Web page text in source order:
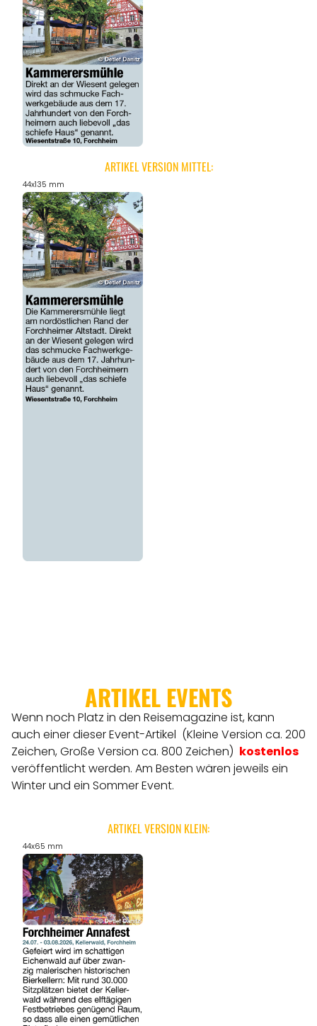
ARTIKEL VERSION MITTEL:
44x135 mm
ARTIKEL EVENTS
Wenn noch Platz in den Reisemagazine ist, kann
auch einer dieser Event-Artikel (Kleine Version ca. 200
Zeichen, Große Version ca. 800 Zeichen) kostenlos
veröffentlicht werden. Am Besten wären jeweils ein
Winter und ein Sommer Event.
ARTIKEL VERSION KLEIN:
44x65 mm